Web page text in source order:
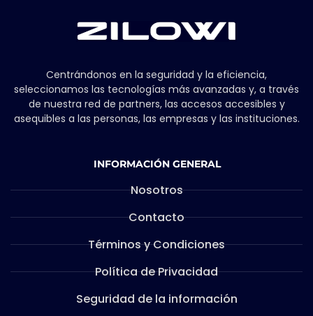
Centrándonos en la seguridad y la eficiencia,
seleccionamos las tecnologías más avanzadas y, a través
de nuestra red de partners, las accesos accesibles y
asequibles a las personas, las empresas y las instituciones.
INFORMACIÓN GENERAL
Nosotros
Contacto
Términos y Condiciones
Política de Privacidad
Seguridad de la información